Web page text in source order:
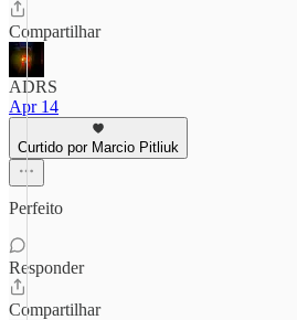
Compartilhar
ADRS
Apr 14
Curtido por Marcio Pitliuk
Perfeito
Responder
Compartilhar